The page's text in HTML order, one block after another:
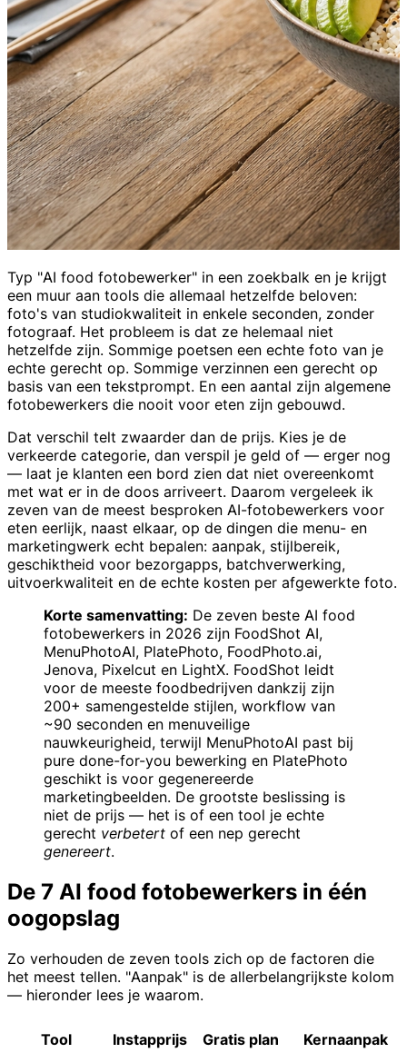
Typ "AI food fotobewerker" in een zoekbalk en je krijgt
een muur aan tools die allemaal hetzelfde beloven:
foto's van studiokwaliteit in enkele seconden, zonder
fotograaf. Het probleem is dat ze helemaal niet
hetzelfde zijn. Sommige poetsen een echte foto van je
echte gerecht op. Sommige verzinnen een gerecht op
basis van een tekstprompt. En een aantal zijn algemene
fotobewerkers die nooit voor eten zijn gebouwd.
Dat verschil telt zwaarder dan de prijs. Kies je de
verkeerde categorie, dan verspil je geld of — erger nog
— laat je klanten een bord zien dat niet overeenkomt
met wat er in de doos arriveert. Daarom vergeleek ik
zeven van de meest besproken AI-fotobewerkers voor
eten eerlijk, naast elkaar, op de dingen die menu- en
marketingwerk echt bepalen: aanpak, stijlbereik,
geschiktheid voor bezorgapps, batchverwerking,
uitvoerkwaliteit en de echte kosten per afgewerkte foto.
Korte samenvatting: De zeven beste AI food
fotobewerkers in 2026 zijn FoodShot AI,
MenuPhotoAI, PlatePhoto, FoodPhoto.ai,
Jenova, Pixelcut en LightX. FoodShot leidt
voor de meeste foodbedrijven dankzij zijn
200+ samengestelde stijlen, workflow van
~90 seconden en menuveilige
nauwkeurigheid, terwijl MenuPhotoAI past bij
pure done-for-you bewerking en PlatePhoto
geschikt is voor gegenereerde
marketingbeelden. De grootste beslissing is
niet de prijs — het is of een tool je echte
gerecht verbetert of een nep gerecht
genereert.
De 7 AI food fotobewerkers in één
oogopslag
Zo verhouden de zeven tools zich op de factoren die
het meest tellen. "Aanpak" is de allerbelangrijkste kolom
— hieronder lees je waarom.
Tool Instapprijs Gratis plan Kernaanpak